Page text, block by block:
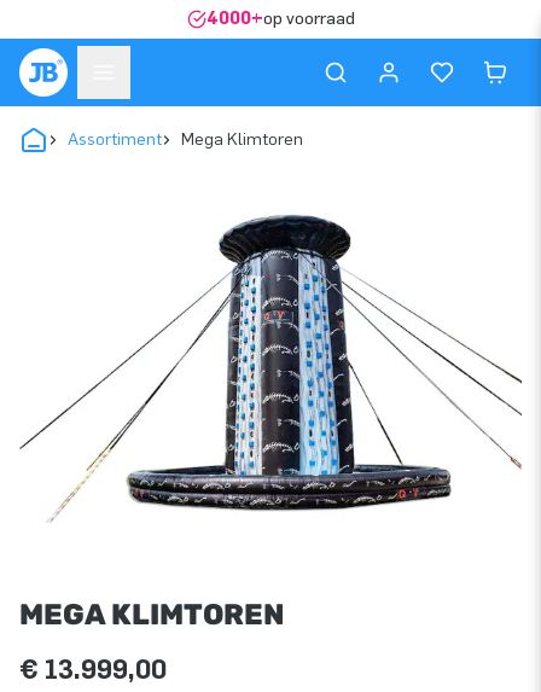
4000+op voorraad
Assortiment Mega Klimtoren
MEGA KLIMTOREN
€ 13.999,00